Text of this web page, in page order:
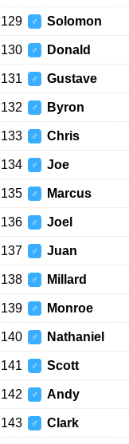
129 ♂ Solomon
130 ♂ Donald
131 ♂ Gustave
132 ♂ Byron
133 ♂ Chris
134 ♂ Joe
135 ♂ Marcus
136 ♂ Joel
137 ♂ Juan
138 ♂ Millard
139 ♂ Monroe
140 ♂ Nathaniel
141 ♂ Scott
142 ♂ Andy
143 ♂ Clark